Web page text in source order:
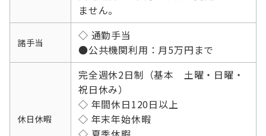
ません。
諸手当
◇ 通勤手当
●公共機関利用：月5万円まで
休日休暇
完全週休2日制（基本 土曜・日曜・
祝日休み）
◇ 年間休日120日以上
◇ 年末年始休暇